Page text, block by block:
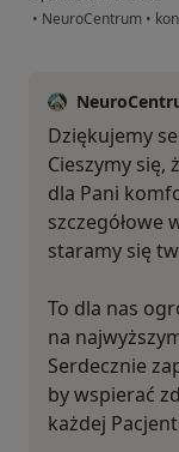
• NeuroCentrum •
Dziękujemy
Cieszymy się,
dla Pani
szczegółowe
staramy się
To dla nas
na
Serdecznie
by wspierać
każdej